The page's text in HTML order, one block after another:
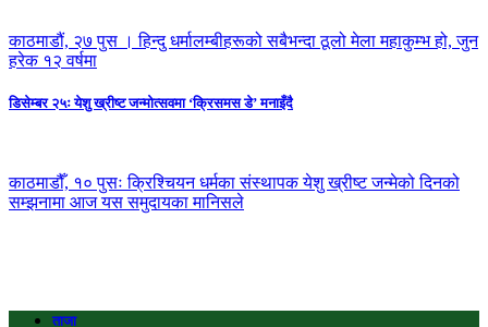
काठमाडौं, २७ पुस । हिन्दु धर्मालम्बीहरूको सबैभन्दा ठूलो मेला महाकुम्भ हो, जुन
हरेक १२ वर्षमा
डिसेम्बर २५ः येशु ख्रीष्ट जन्मोत्सवमा ‘क्रिसमस डे’ मनाइँदै
काठमाडौँ, १० पुसः क्रिश्चियन धर्मका संस्थापक येशु ख्रीष्ट जन्मेको दिनको
सम्झनामा आज यस समुदायका मानिसले
ताजा